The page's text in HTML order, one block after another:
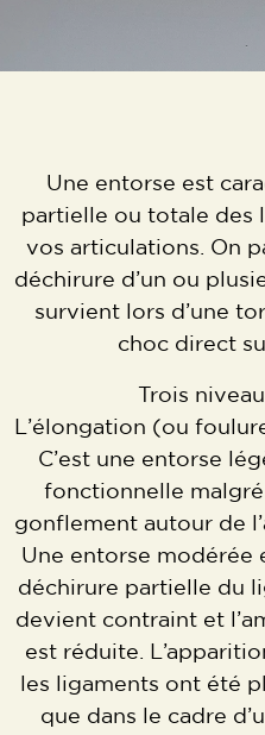
Une entorse est
partielle ou totale des
vos articulations. On
déchirure d’un ou
survient lors d’une
choc direct
Trois
L’élongation (ou
C’est une entorse
fonctionnelle
gonflement autour de
Une entorse modérée
déchirure partielle du
devient contraint et
est réduite.
les ligaments ont été
que dans le cadre